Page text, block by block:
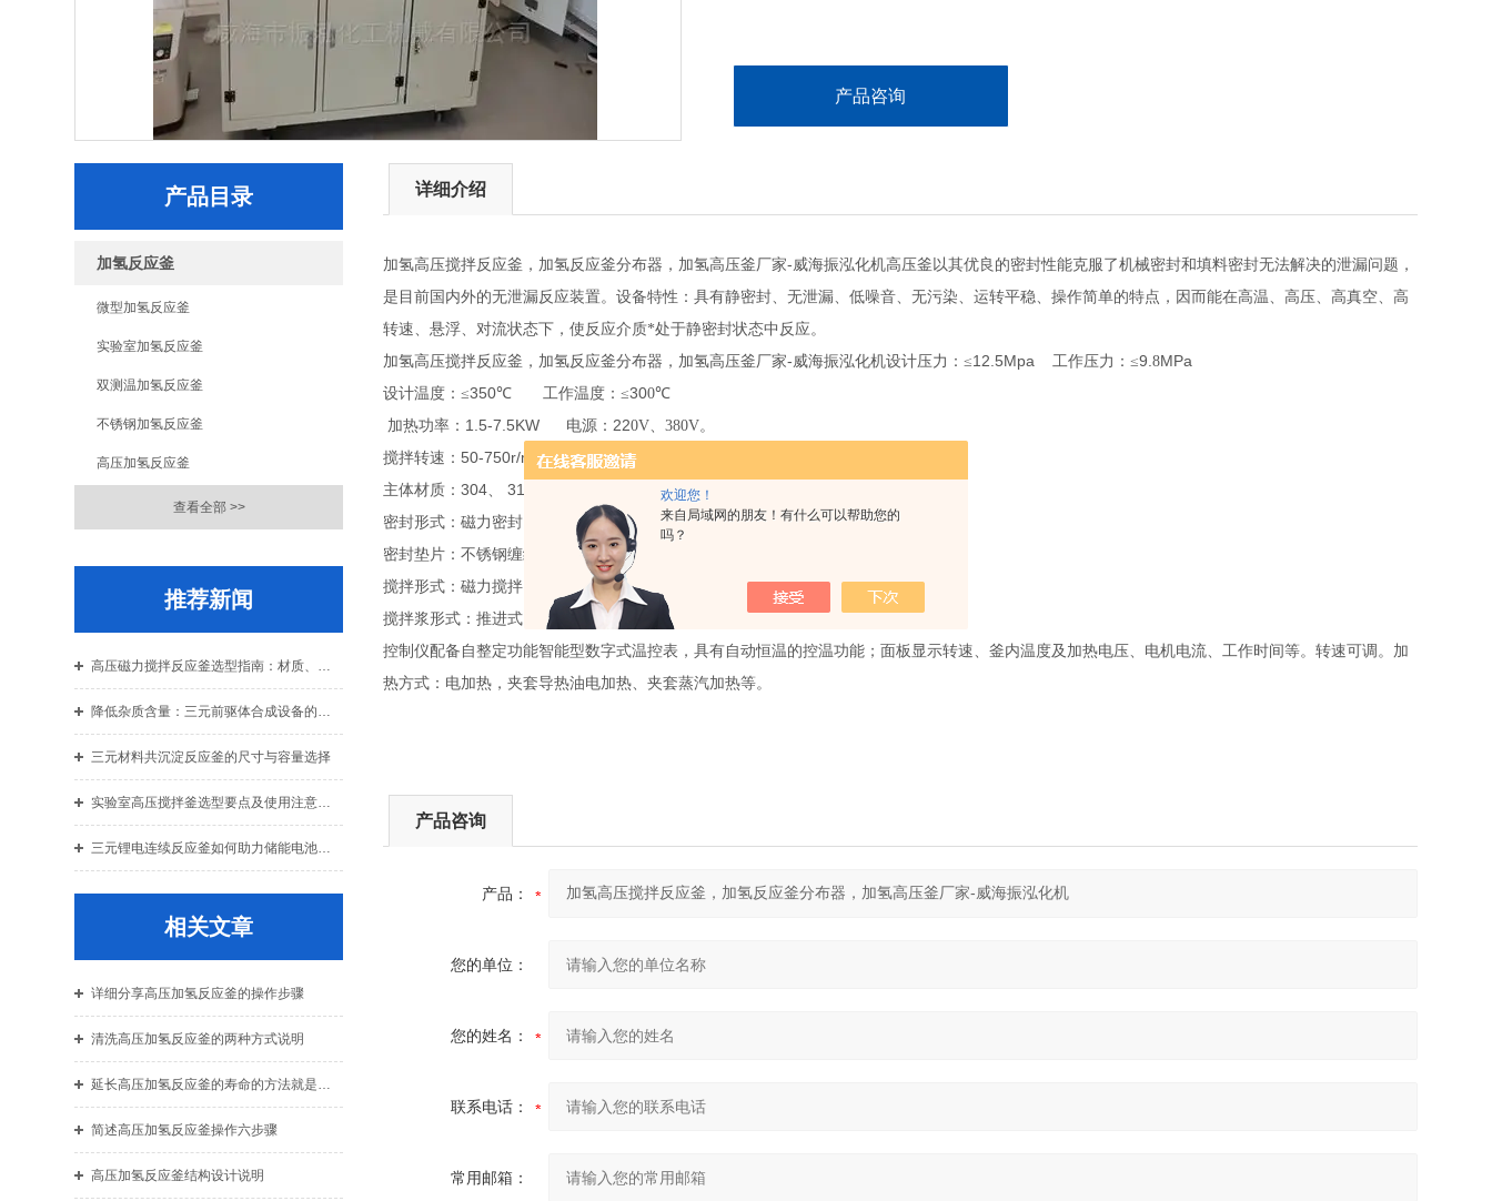
欢迎您！
来自局域网的朋友！有什么可以帮助您的
吗？
产品咨询
产品目录
加氢反应釜
微型加氢反应釜
实验室加氢反应釜
双测温加氢反应釜
不锈钢加氢反应釜
高压加氢反应釜
查看全部 >>
推荐新闻
高压磁力搅拌反应釜选型指南：材质、压力与密封结构的综合考量
降低杂质含量：三元前驱体合成设备的密封与清洗技术
三元材料共沉淀反应釜的尺寸与容量选择
实验室高压搅拌釜选型要点及使用注意事项详解
三元锂电连续反应釜如何助力储能电池领域的发展
相关文章
详细分享高压加氢反应釜的操作步骤
清洗高压加氢反应釜的两种方式说明
延长高压加氢反应釜的寿命的方法就是合理的日常维护
简述高压加氢反应釜操作六步骤
高压加氢反应釜结构设计说明
详细介绍
加氢高压搅拌反应釜，加氢反应釜分布器，加氢高压釜厂家-威海振泓化机高压釜 以其优良的密封性能克服了机械密封和填料密封无法解决的泄漏问题，
是目前国内外的无泄漏反应装置。设备特性：具有静密封、无泄漏、低噪音、无污染、运转平稳、操作简单的特点，因而能在高温、高压、高真空、高
转速、悬浮、对流状态下，使反应介质*处于静密封状态中反应。
加氢高压搅拌反应釜，加氢反应釜分布器，加氢高压釜厂家-威海振泓化机设计压力：≤12.5Mpa 工作压力：≤9.8MPa
设计温度：≤350℃ 工作温度：≤300℃
加热功率： 1.5-7.5KW 电源：220V、380V。
搅拌转速：50-750r/min可调 电机功率：
主体材质：304、 316L TA、Ni等
密封形式：磁力密封。
密封垫片：不锈钢缠绕垫、石墨复合垫、八角垫、四氟垫（工作温度低于
搅拌形式：磁力搅拌、机械搅拌。
搅拌浆形式：推进式、浆式、锚式、六叶涡轮、布尔马金式选配
控制仪配备自整定功能智能型数字式温控表，具有自动恒温的控温功能；面板显示转速、釜内温度及加热电压、电机电流、工作时间等。转速可调。加
热方式：电加热，夹套导热油电加热、夹套蒸汽加热等。
产品咨询
产品：
您的单位：
您的姓名：
联系电话：
常用邮箱：